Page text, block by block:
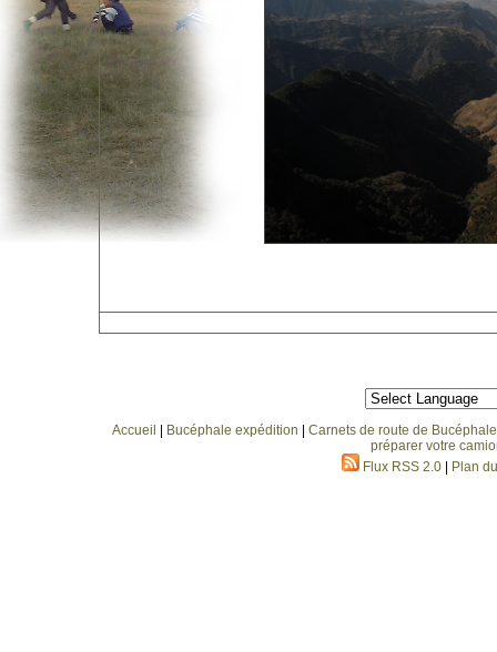
Accueil Bucéphale expédition
Carnets de route de
préparer votre
Flux RSS 2.0
Plan